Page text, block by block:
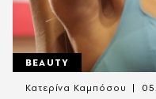
BEAUTY
Κατερίνα Καμπόσου